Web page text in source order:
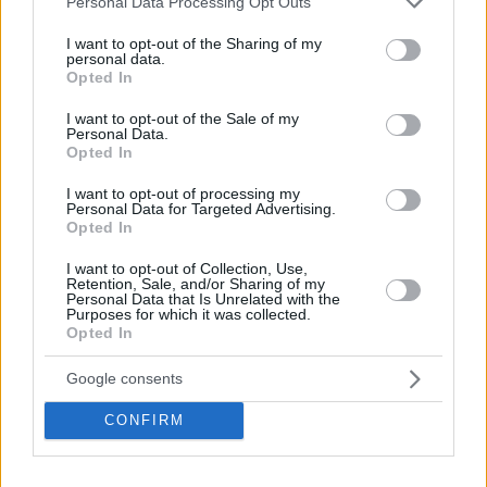
not limited to your visit or usage behaviour. You may click to
grant or deny consent to Google and its third-party tags to
use your data for below specified purposes in below Google
consent section.
I want to opt-out of the Sharing of my
personal data.
Opted In
I want to opt-out of the Sale of my
Personal Data.
Opted In
I want to opt-out of processing my
Personal Data for Targeted Advertising.
Opted In
I want to opt-out of Collection, Use,
Retention, Sale, and/or Sharing of my
Personal Data that Is Unrelated with the
Purposes for which it was collected.
Opted In
Google consents
CONFIRM
Federazione calcistica ungherese. Foto: Magyar Pénzverő Zrt.
Le due nuove monete commemorative che segnano il 125°
anniversario della fondazione della Federazione calcistica
ungherese. Foto:
Quale sarà il prossimo passo?Esperti: Il fiorino
ungherese potrebbe rafforzarsi in modo significativo
prima dell’adozione dell’euro
Edizione limitata
La moneta commemorativa da 25.000 fiorini ungheresi è